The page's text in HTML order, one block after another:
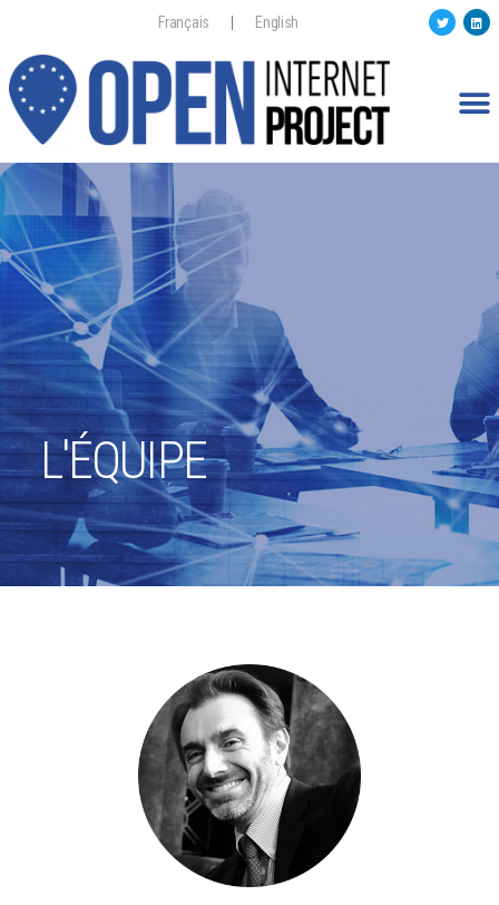
Français English
L'ÉQUIPE